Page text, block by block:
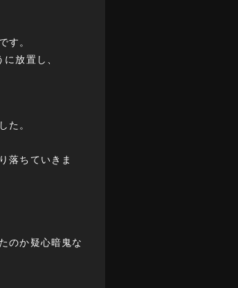
す。
放置し、
た。
落ちていきま
のか疑心暗鬼な